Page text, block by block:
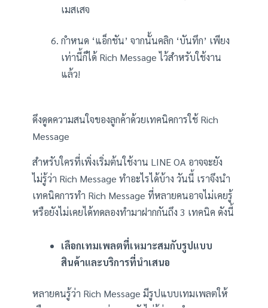
เมสเสจ
กำหนด ‘แอ็กชัน’ จากนั้นคลิก ‘บันทึก’ เพียง
เท่านี้ก็ได้ Rich Message ไว้สำหรับใช้งาน
แล้ว!
ดึงดูดความสนใจของลูกค้าด้วยเทคนิคการใช้ Rich
Message
สำหรับใครที่เพิ่งเริ่มต้นใช้งาน LINE OA อาจจะยัง
ไม่รู้ว่า Rich Message ทำอะไรได้บ้าง วันนี้ เราจึงนำ
เทคนิคการทำ Rich Message ที่หลายคนอาจไม่เคยรู้
หรือยังไม่เคยได้ทดลองทำมาฝากกันถึง 3 เทคนิค ดังนี้
เลือกเทมเพลตที่เหมาะสมกับรูปแบบ
สินค้าและบริการที่นำเสนอ
หลายคนรู้ว่า Rich Message มีรูปแบบเทมเพลตให้